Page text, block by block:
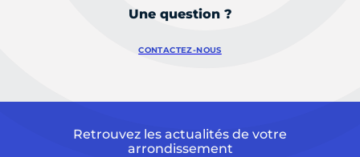
Une question ?
CONTACTEZ-NOUS
Retrouvez les actualités de votre
arrondissement